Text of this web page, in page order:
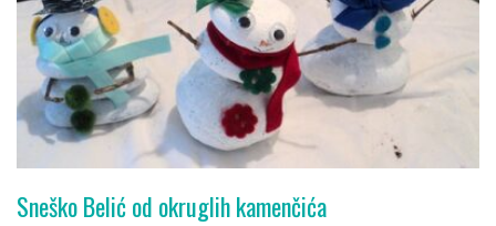
Sneško Belić od okruglih kamenčića